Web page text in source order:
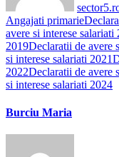
Angajati primarie
avere si interese salariati
2019Declaratii de avere
si interese salariati 2021
2022Declaratii de avere
si interese salariati 2024
Burciu Maria